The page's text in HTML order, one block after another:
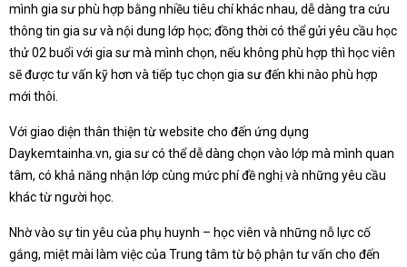
mình gia sư phù hợp bằng nhiều tiêu chí khác nhau, dễ dàng tra cứu
thông tin gia sư và nội dung lớp học; đồng thời có thể gửi yêu cầu học
thử 02 buổi với gia sư mà mình chọn, nếu không phù hợp thì học viên
sẽ được tư vấn kỹ hơn và tiếp tục chọn gia sư đến khi nào phù hợp
mới thôi.
Với giao diện thân thiện từ website cho đến ứng dụng
Daykemtainha.vn, gia sư có thể dễ dàng chọn vào lớp mà mình quan
tâm, có khả năng nhận lớp cùng mức phí đề nghị và những yêu cầu
khác từ người học.
Nhờ vào sự tin yêu của phụ huynh – học viên và những nỗ lực cố
gắng, miệt mài làm việc của Trung tâm từ bộ phận tư vấn cho đến